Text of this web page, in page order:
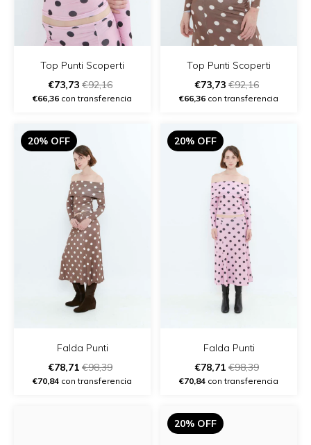
Top Punti Scoperti
€73,73 €92,16
€66,36 con transferencia
Top Punti Scoperti
€73,73 €92,16
€66,36 con transferencia
20% OFF
Falda Punti
€78,71 €98,39
€70,84 con transferencia
20% OFF
Falda Punti
€78,71 €98,39
€70,84 con transferencia
20% OFF